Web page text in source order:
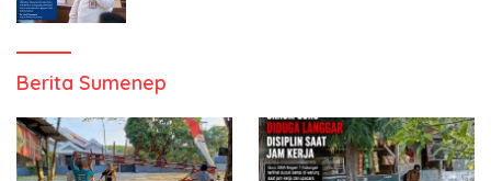
Berita Sumenep